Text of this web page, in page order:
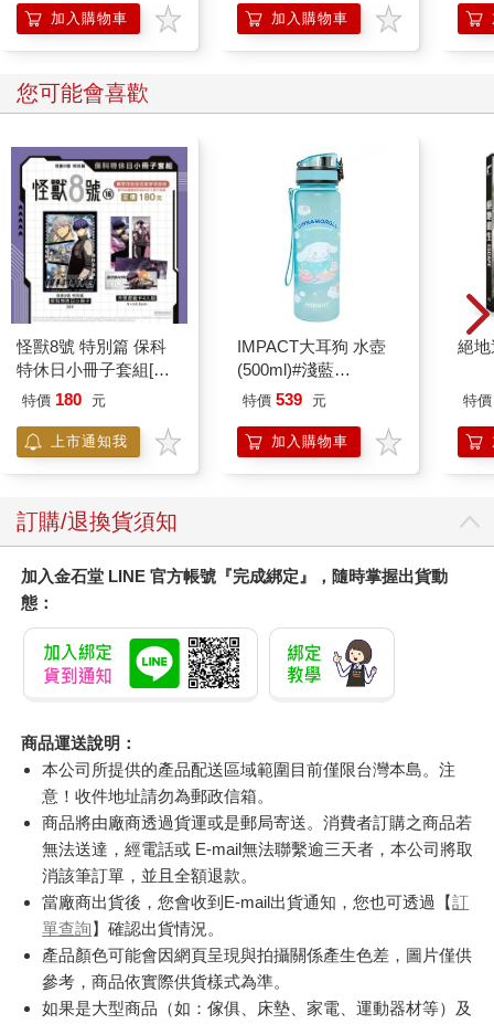
加入購物車 加入購物車
您可能會喜歡
怪獸8號 特別篇 保科
特休日小冊子套組[限
加購]
特價 180 元
上市通知我
IMPACT大耳狗 水壺
(500ml)#淺藍
IMCMB01LB
特價 539 元
加入購物車
絕
特價
訂購/退換貨須知
加入金石堂 LINE 官方帳號『完成綁定』，隨時掌握出貨動
態：
商品運送說明：
本公司所提供的產品配送區域範圍目前僅限台灣本島。注
意！收件地址請勿為郵政信箱。
商品將由廠商透過貨運或是郵局寄送。消費者訂購之商品若
無法送達，經電話或 E-mail無法聯繫逾三天者，本公司將取
消該筆訂單，並且全額退款。
當廠商出貨後，您會收到E-mail出貨通知，您也可透過【訂
單查詢】確認出貨情況。
產品顏色可能會因網頁呈現與拍攝關係產生色差，圖片僅供
參考，商品依實際供貨樣式為準。
如果是大型商品（如：傢俱、床墊、家電、運動器材等）及